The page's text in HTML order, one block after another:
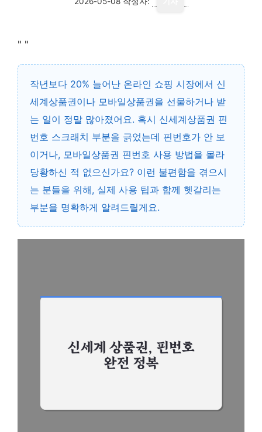
" "
작년보다 20% 늘어난 온라인 쇼핑 시장에서 신
세계상품권이나 모바일상품권을 선물하거나 받
는 일이 정말 많아졌어요. 혹시 신세계상품권 핀
번호 스크래치 부분을 긁었는데 핀번호가 안 보
이거나, 모바일상품권 핀번호 사용 방법을 몰라
당황하신 적 없으신가요? 이런 불편함을 겪으시
는 분들을 위해, 실제 사용 팁과 함께 헷갈리는
부분을 명확하게 알려드릴게요.